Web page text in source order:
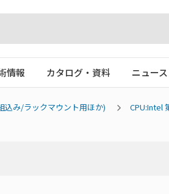
情報 カタログ・資料 ニュース
込み/ラックマウント用ほか)
CPU:Intel